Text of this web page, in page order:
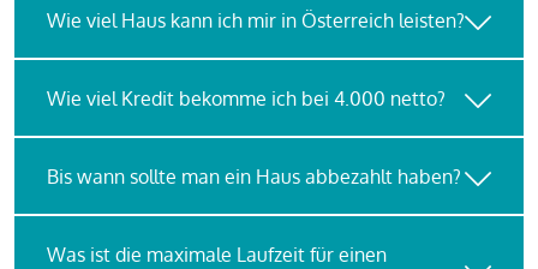
Wie viel Haus kann ich mir in Österreich leisten?
Wie viel Kredit bekomme ich bei 4.000 netto?
Bis wann sollte man ein Haus abbezahlt haben?
Was ist die maximale Laufzeit für einen